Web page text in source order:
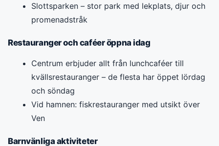
Slottsparken – stor park med lekplats, djur och
promenadstråk
Restauranger och caféer öppna idag
Centrum erbjuder allt från lunchcaféer till
kvällsrestauranger – de flesta har öppet lördag
och söndag
Vid hamnen: fiskrestauranger med utsikt över
Ven
Barnvänliga aktiviteter